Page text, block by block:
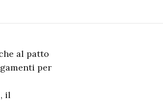
al patto
per
il